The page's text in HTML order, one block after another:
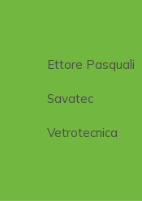
Ettore Pasquali
Savatec
Vetrotecnica